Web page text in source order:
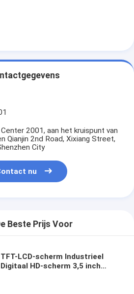
2001, aan het kruispunt van
Qianjin 2nd Road, Xixiang Street,
City
nu
Beste Prijs Voor
TFT-LCD-scherm Industrieel
Digitaal HD-scherm 3,5 inch